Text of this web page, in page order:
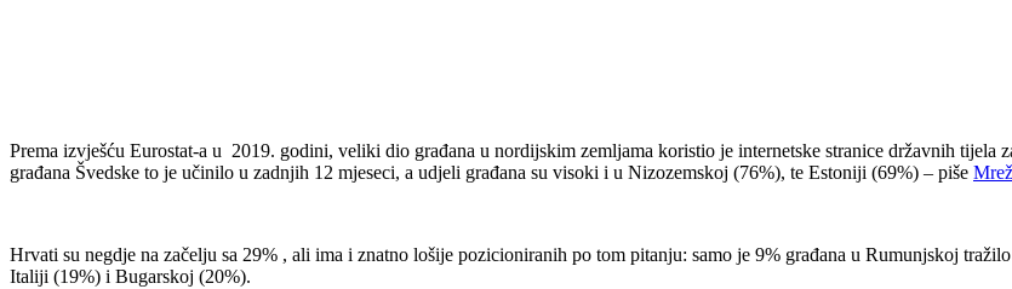
Prema izvješću Eurostat-a u 2019. godini, veliki dio građana u nordijskim zemljama koristio je internetske stranice državnih
građana Švedske to je učinilo u zadnjih 12 mjeseci, a udjeli građana su visoki i u Nizozemskoj (76%), te Estoniji (69%) – piše
Hrvati su negdje na začelju sa 29% , ali ima i znatno lošije pozicioniranih po tom pitanju: samo je 9% građana u Rumunjskoj
Italiji (19%) i Bugarskoj (20%).